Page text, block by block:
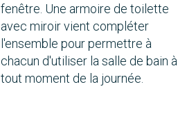
fenêtre. Une armoire de toilette
avec miroir vient compléter
l'ensemble pour permettre à
chacun d'utiliser la salle de bain à
tout moment de la journée.